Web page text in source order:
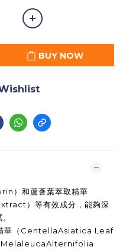
BUY NOW
）和蘆薈葉萃取精華
）等有效成分，能夠深
華（ CentellaAsiatica Leaf
MelaleucaAlternifolia